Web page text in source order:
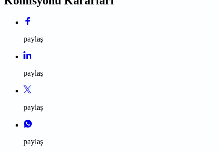
paylaş
paylaş
paylaş
paylaş